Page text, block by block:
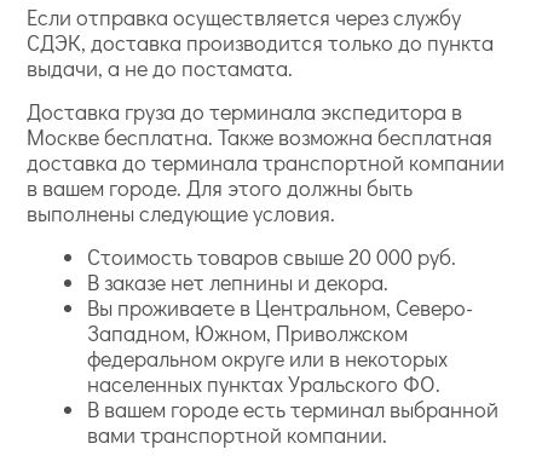
Если отправка осуществляется через службу
СДЭК, доставка производится только до пункта
выдачи, а не до постамата.
Доставка груза до терминала экспедитора в
Москве бесплатна. Также возможна бесплатная
доставка до терминала транспортной компании
в вашем городе. Для этого должны быть
выполнены следующие условия.
Стоимость товаров свыше 20 000 руб.
В заказе нет лепнины и декора.
Вы проживаете в Центральном, Северо-
Западном, Южном, Приволжском
федеральном округе или в некоторых
населенных пунктах Уральского ФО.
В вашем городе есть терминал выбранной
вами транспортной компании.